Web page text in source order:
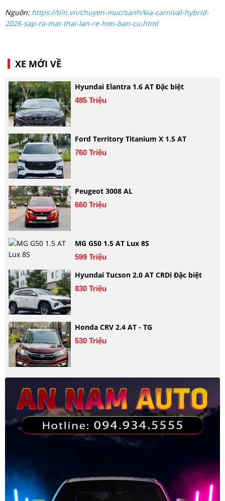
Nguồn: https://tiin.vn/chuyen-muc/sanh/kia-carnival-hybrid-
2026-sap-ra-mat-thai-lan-re-hon-ban-cu.html
XE MỚI VỀ
Hyundai Elantra 1.6 AT Đặc biệt
485 Triệu
Ford Territory Titanium X 1.5 AT
760 Triệu
Peugeot 3008 AL
660 Triệu
MG G50 1.5 AT Lux 8S
599 Triệu
Hyundai Tucson 2.0 AT CRDi Đặc biệt
830 Triệu
Honda CRV 2.4 AT - TG
530 Triệu